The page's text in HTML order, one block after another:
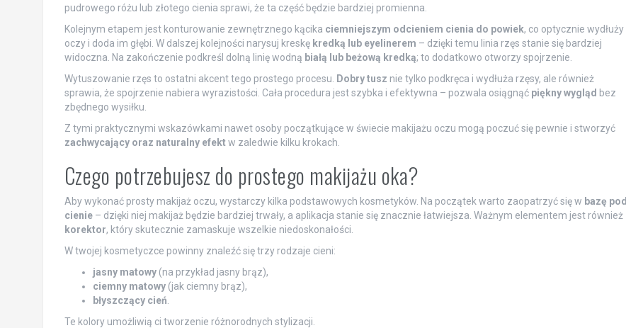
pudrowego różu lub złotego cienia sprawi, że ta część będzie bardziej promienna.
Kolejnym etapem jest konturowanie zewnętrznego kącika ciemniejszym odcieniem cienia do powiek, co optycznie wydłuży
oczy i doda im głębi. W dalszej kolejności narysuj kreskę kredką lub eyelinerem – dzięki temu linia rzęs stanie się bardziej
widoczna. Na zakończenie podkreśl dolną linię wodną białą lub beżową kredką; to dodatkowo otworzy spojrzenie.
Wytuszowanie rzęs to ostatni akcent tego prostego procesu.
Dobry tusz nie tylko podkręca i wydłuża rzęsy, ale również
sprawia, że spojrzenie nabiera wyrazistości. Cała procedura jest szybka i efektywna – pozwala osiągnąć piękny wygląd bez
zbędnego wysiłku.
Z tymi praktycznymi wskazówkami nawet osoby początkujące w świecie makijażu oczu mogą poczuć się pewnie i stworzyć
zachwycający oraz naturalny efektw zaledwie kilku krokach.
Czego potrzebujesz do prostego makijażu oka?
Aby wykonać prosty makijaż oczu, wystarczy kilka podstawowych kosmetyków. Na początek warto zaopatrzyć się w bazę pod
cienie– dzięki niej makijaż będzie bardziej trwały, a aplikacja stanie się znacznie łatwiejsza. Ważnym elementem jest również
korektor, który skutecznie zamaskuje wszelkie niedoskonałości.
W twojej kosmetyczce powinny znaleźć się trzy rodzaje cieni:
jasny matowy(na przykład jasny brąz),
ciemny matowy(jak ciemny brąz),
błyszczący cień
Te kolory umożliwią ci tworzenie różnorodnych stylizacji.